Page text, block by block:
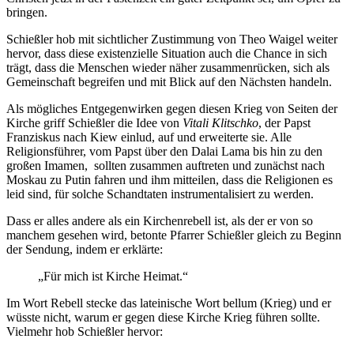
bringen.
Schießler hob mit sichtlicher Zustimmung von Theo Waigel weiter
hervor, dass diese existenzielle Situation auch die Chance in sich
trägt, dass die Menschen wieder näher zusammenrücken, sich als
Gemeinschaft begreifen und mit Blick auf den Nächsten handeln.
Als mögliches Entgegenwirken gegen diesen Krieg von Seiten der
Kirche griff Schießler die Idee von Vitali Klitschko, der Papst
Franziskus nach Kiew einlud, auf und erweiterte sie. Alle
Religionsführer, vom Papst über den Dalai Lama bis hin zu den
großen Imamen, sollten zusammen auftreten und zunächst nach
Moskau zu Putin fahren und ihm mitteilen, dass die Religionen es
leid sind, für solche Schandtaten instrumentalisiert zu werden.
Dass er alles andere als ein Kirchenrebell ist, als der er von so
manchem gesehen wird, betonte Pfarrer Schießler gleich zu Beginn
der Sendung, indem er erklärte:
„Für mich ist Kirche Heimat.“
Im Wort Rebell stecke das lateinische Wort bellum (Krieg) und er
wüsste nicht, warum er gegen diese Kirche Krieg führen sollte.
Vielmehr hob Schießler hervor: